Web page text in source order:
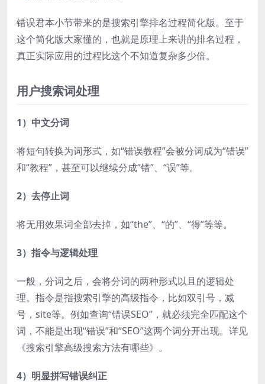
错误君本小节带来的是搜索引擎排名过程简化版。至于
这个简化版大家懂的，也就是原理上来讲的排名过程，
真正实际应用的过程比这个不知道复杂多少倍。
用户搜索词处理
1）中文分词
将短句转换为词形式，如“错误教程”会被分词成为“错误”
和“教程”，甚至可以继续分成“错”、“误”等。
2）去停止词
将无用效果词全部去掉，如“the”、“的”、“得”等等。
3）指令与逻辑处理
一般，分词之后，会将分词的两种形式以且的逻辑处
理。指令是指搜索引擎的高级指令，比如双引号，减
号，site等。例如查询“错误SEO”，就必须完全匹配这个
词，不能是出现“错误”和“SEO”这两个词分开出现。详见
《搜索引擎高级搜索方法有哪些》。
4）明显拼写错误纠正